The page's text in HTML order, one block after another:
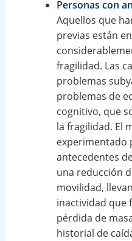
Personas con
Aquellos que
previas están
fragilidad. Las
problemas
problemas de
cognitivo, que
la fragilidad. El
experimentado
antecedentes
una reducción
movilidad,
inactividad que
pérdida de
historial de